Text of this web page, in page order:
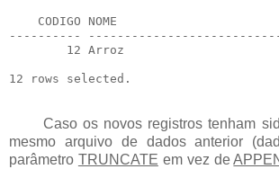
CODIGO NOME
----------
12 Arroz
Caso os novos registros tenham
mesmo arquivo de dados anterior
parâmetro TRUNCATE em vez de